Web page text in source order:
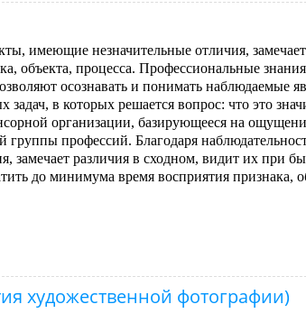
имеющие незначительные отличия,
объекта, процесса. Профессиональные
осознавать и понимать наблюдаемые
в которых решается вопрос: что это
организации, базирующееся на
профессий. Благодаря
замечает различия в сходном, видит их при
до минимума время восприятия признака,
художественной фотографии)